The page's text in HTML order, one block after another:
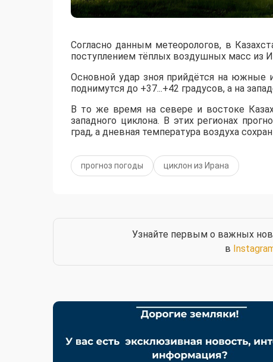
Согласно данным метеорологов, в
поступлением тёплых воздушных масс из
​Основной удар зноя прийдётся на южные
поднимутся до +37...+42 градусов, а на
​В то же время на севере и востоке
западного циклона. В этих регионах
град, а дневная температура воздуха
прогноз погоды циклон из Ирана
Узнайте первым о важных
в